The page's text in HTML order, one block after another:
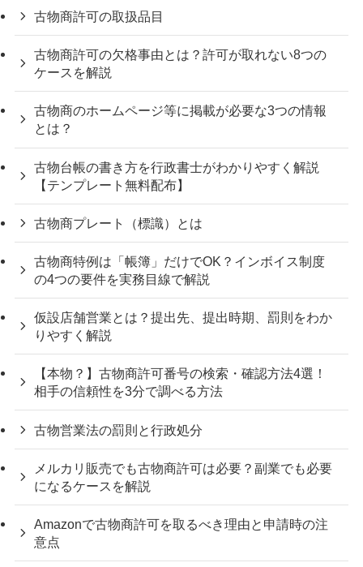
古物商許可の取扱品目
古物商許可の欠格事由とは？許可が取れない8つの
ケースを解説
古物商のホームページ等に掲載が必要な3つの情報
とは？
古物台帳の書き方を行政書士がわかりやすく解説
【テンプレート無料配布】
古物商プレート（標識）とは
古物商特例は「帳簿」だけでOK？インボイス制度
の4つの要件を実務目線で解説
仮設店舗営業とは？提出先、提出時期、罰則をわか
りやすく解説
【本物？】古物商許可番号の検索・確認方法4選！
相手の信頼性を3分で調べる方法
古物営業法の罰則と行政処分
メルカリ販売でも古物商許可は必要？副業でも必要
になるケースを解説
Amazonで古物商許可を取るべき理由と申請時の注
意点